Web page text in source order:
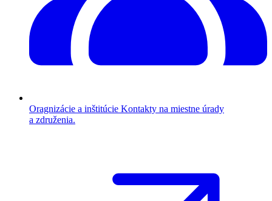
Oragnizácie a inštitúcie Kontakty na miestne úrady
a združenia.